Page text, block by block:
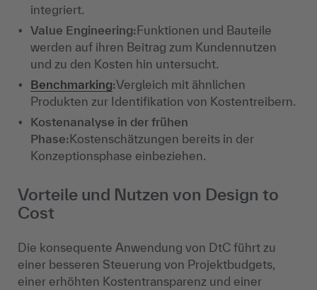
integriert.
Value Engineering:Funktionen und Bauteile
werden auf ihren Beitrag zum Kundennutzen
und zu den Kosten hin untersucht.
Benchmarking:Vergleich mit ähnlichen
Produkten zur Identifikation von Kostentreibern.
Kostenanalyse in der frühen
Phase:Kostenschätzungen bereits in der
Konzeptionsphase einbeziehen.
Vorteile und Nutzen von Design to
Cost
Die konsequente Anwendung von DtC führt zu
einer besseren Steuerung von Projektbudgets,
einer erhöhten Kostentransparenz und einer